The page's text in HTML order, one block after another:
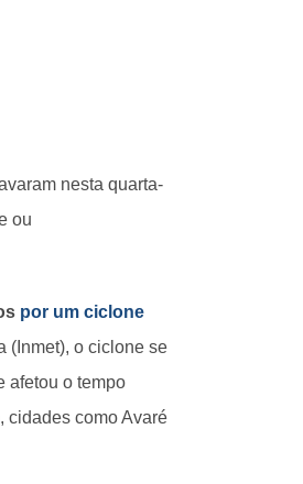
nesta quarta-
ou
por um ciclone
(Inmet), o ciclone se
afetou o tempo
cidades como Avaré